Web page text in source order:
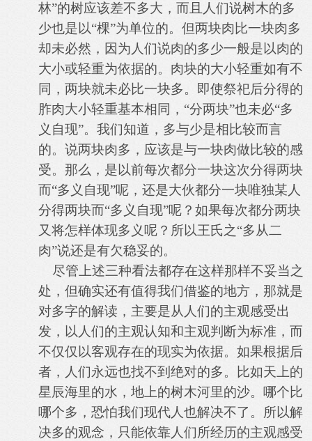
林”的树应该差不多大，而且人们说树木的多
少也是以“棵”为单位的。但两块肉比一块肉多
却未必然，因为人们说肉的多少一般是以肉的
大小或轻重为依据的。肉块的大小轻重如有不
同，两块就未必比一块多。即使祭祀后分得的
胙肉大小轻重基本相同，“分两块”也未必“多
义自现”。我们知道，多与少是相比较而言
的。说两块肉多，应该是与一块肉做比较的感
受。那么，是以前每次都分一块这次分得两块
而“多义自现”呢，还是大伙都分一块唯独某人
分得两块而“多义自现”呢？如果每次都分两块
又将怎样体现多义呢？所以王氏之“多从二
肉”说还是有欠稳妥的。
尽管上述三种看法都存在这样那样不妥当之
处，但确实还有值得我们借鉴的地方，那就是
对多字的解读，主要是从人们的主观感受出
发，以人们的主观认知和主观判断为标准，而
不仅仅以客观存在的现实为依据。如果根据后
者，人们永远也找不到绝对的多。比如天上的
星辰海里的水，地上的树木河里的沙。哪个比
哪个多，恐怕我们现代人也解决不了。所以解
决多的观念，只能依靠人们所经历的主观感受